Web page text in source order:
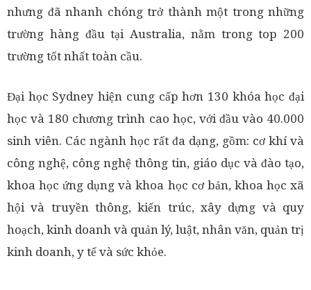
nhưng đã nhanh chóng trở thành một trong những
trường hàng đầu tại Australia, nằm trong top 200
trường tốt nhất toàn cầu.
Đại học Sydney hiện cung cấp hơn 130 khóa học đại
học và 180 chương trình cao học, với đầu vào 40.000
sinh viên. Các ngành học rất đa dạng, gồm: cơ khí và
công nghệ, công nghệ thông tin, giáo dục và đào tạo,
khoa học ứng dụng và khoa học cơ bản, khoa học xã
hội và truyền thông, kiến trúc, xây dựng và quy
hoạch, kinh doanh và quản lý, luật, nhân văn, quản trị
kinh doanh, y tế và sức khỏe.